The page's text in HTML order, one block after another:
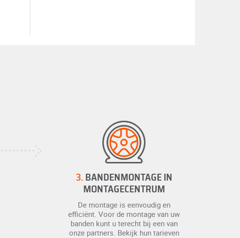
3. BANDENMONTAGE IN
MONTAGECENTRUM
De montage is eenvoudig en
efficiënt. Voor de montage van uw
banden kunt u terecht bij een van
onze partners. Bekijk hun tarieven